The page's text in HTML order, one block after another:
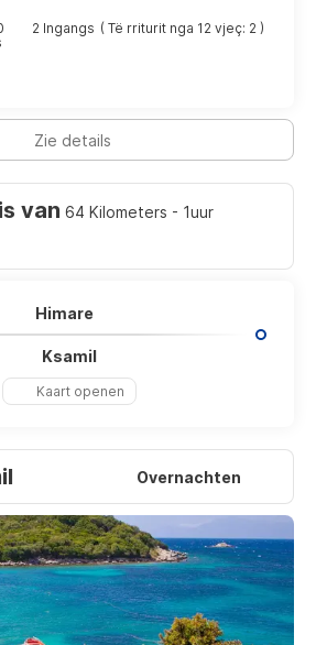
2 Ingangs ( Të rriturit nga 12 vjeç: 2 )
Zie details
van 64 Kilometers - 1uur
Himare
Ksamil
Kaart openen
Overnachten